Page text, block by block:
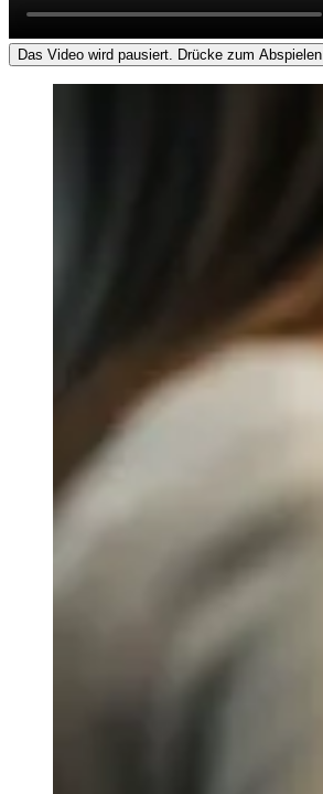
Das Video wird pausiert. Drücke zum Abspielen.